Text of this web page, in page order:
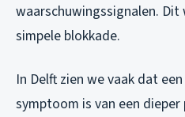
waarschuwingssignalen.
simpele blokkade.
In Delft zien we vaak dat
symptoom is van een dieper